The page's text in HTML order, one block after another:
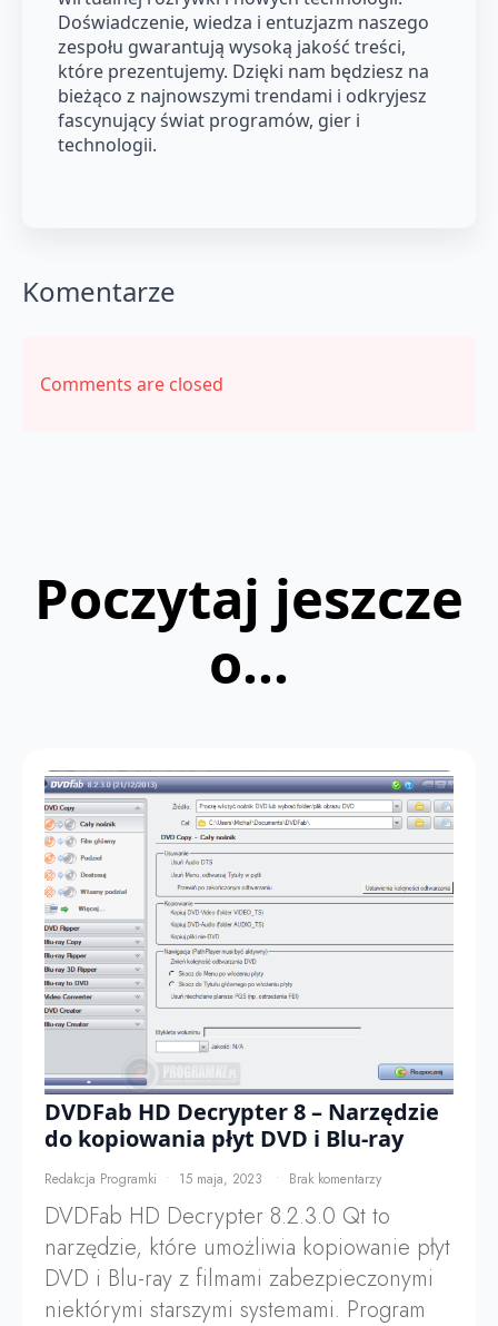
Doświadczenie, wiedza i entuzjazm naszego
zespołu gwarantują wysoką jakość treści,
które prezentujemy. Dzięki nam będziesz na
bieżąco z najnowszymi trendami i odkryjesz
fascynujący świat programów, gier i
technologii.
Komentarze
Comments are closed
Poczytaj jeszcze
o...
DVDFab HD Decrypter 8 – Narzędzie
do kopiowania płyt DVD i Blu-ray
Redakcja Programki 15 maja, 2023 Brak komentarzy
DVDFab HD Decrypter 8.2.3.0 Qt to
narzędzie, które umożliwia kopiowanie płyt
DVD i Blu-ray z filmami zabezpieczonymi
niektórymi starszymi systemami. Program